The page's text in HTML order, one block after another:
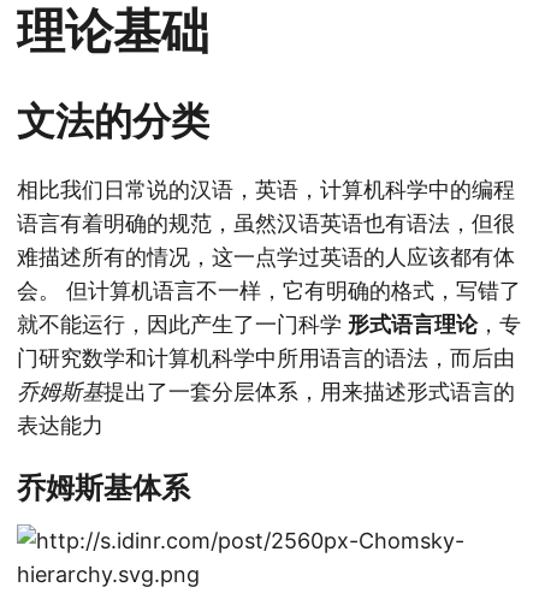
理论基础
文法的分类
相比我们日常说的汉语，英语，计算机科学中的编程
语言有着明确的规范，虽然汉语英语也有语法，但很
难描述所有的情况，这一点学过英语的人应该都有体
会。 但计算机语言不一样，它有明确的格式，写错了
就不能运行，因此产生了一门科学 形式语言理论，专
门研究数学和计算机科学中所用语言的语法，而后由
乔姆斯基提出了一套分层体系，用来描述形式语言的
表达能力
乔姆斯基体系